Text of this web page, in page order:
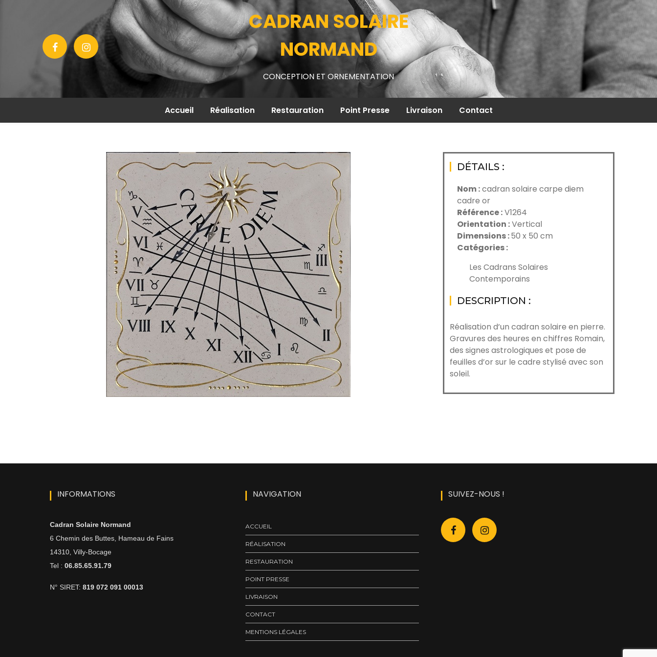
CADRAN SOLAIRE
NORMAND
CONCEPTION ET ORNEMENTATION
Accueil Réalisation Restauration Point Presse Livraison Contact
DÉTAILS :
Nom :cadran solaire carpe diem
cadre or
Référence :V1264
Orientation :Vertical
Dimensions :50 x 50 cm
Catégories :
Les Cadrans Solaires
Contemporains
DESCRIPTION :
Réalisation d’un cadran solaire en pierre.
Gravures des heures en chiffres Romain,
des signes astrologiques et pose de
feuilles d’or sur le cadre stylisé avec son
soleil.
INFORMATIONS
Cadran Solaire Normand
6 Chemin des Buttes, Hameau de Fains
14310, Villy-Bocage
Tel : 06.85.65.91.79
N° SIRET: 819 072 091 00013
NAVIGATION
ACCUEIL
RÉALISATION
RESTAURATION
POINT PRESSE
LIVRAISON
CONTACT
MENTIONS LÉGALES
SUIVEZ-NOUS !